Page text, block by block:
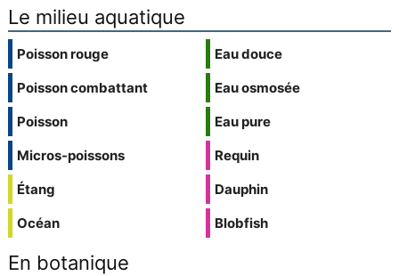
Le milieu aquatique
Poisson rouge
Poisson combattant
Poisson
Micros-poissons
Étang
Océan
Eau douce
Eau osmosée
Eau pure
Requin
Dauphin
Blobfish
En botanique